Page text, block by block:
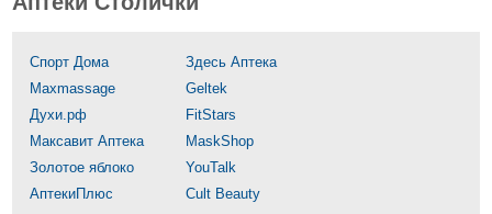
Спорт Дома
Здесь Аптека
Maxmassage
Geltek
Духи.рф
FitStars
Максавит Аптека
MaskShop
Золотое яблоко
YouTalk
АптекиПлюс
Cult Beauty